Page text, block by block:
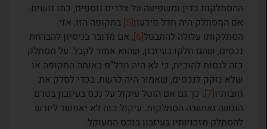
ההסתלקות כדין ומשפיעה על צדדים נוספים, כמו נושים.
אם המסתלק היה חדל פירעון[5] בתקופה הזו, אזי
הסתלקותו עלולה להתבטל[6] , אם מדובר בניסיון להברחת
נכסים, שהם חלקו בעיזבון, שהוא אמור לקבל. על מסתלק
כזה לנסות להוכיח, כי לא היה חדל”פ באותה התקופה או
שלא נזקק לנכסים, שאמור היה לרשת, בכדי לסלק את
חובותיו[7] . כך גם אם הוטל עיקול על נכס בעיזבון בטרם
הוגשה ואושרה הסתלקות. עיקול כזה לא יאפשר ליורש
להסתלק מזכויותיו בעיזבון בנכס המעוקל.